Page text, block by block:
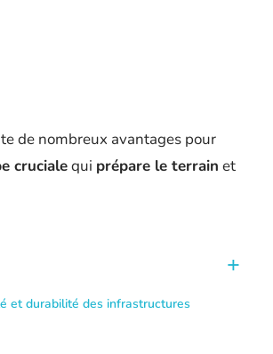
de nombreux avantages pour
crucialequi prépare le terrain et
et durabilité des infrastructures